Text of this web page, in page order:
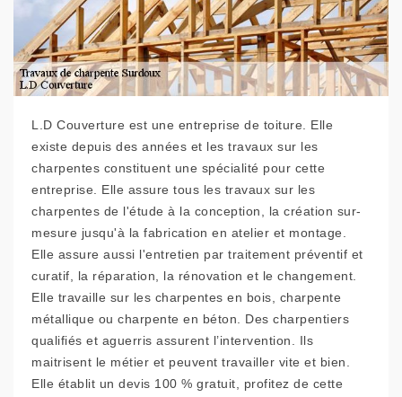
L.D Couverture est une entreprise de toiture. Elle
existe depuis des années et les travaux sur les
charpentes constituent une spécialité pour cette
entreprise. Elle assure tous les travaux sur les
charpentes de l'étude à la conception, la création sur-
mesure jusqu'à la fabrication en atelier et montage.
Elle assure aussi l'entretien par traitement préventif et
curatif, la réparation, la rénovation et le changement.
Elle travaille sur les charpentes en bois, charpente
métallique ou charpente en béton. Des charpentiers
qualifiés et aguerris assurent l’intervention. Ils
maitrisent le métier et peuvent travailler vite et bien.
Elle établit un devis 100 % gratuit, profitez de cette